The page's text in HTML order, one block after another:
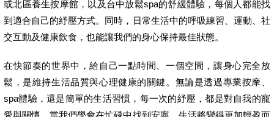
或北區養生按摩館，以及台中放鬆spa的舒緩體驗，每個人都能找
到適合自己的紓壓方式。同時，日常生活中的呼吸練習、運動、社
交互動及健康飲食，也能讓我們的身心保持最佳狀態。
在快節奏的世界中，給自己一點時間、一個空間，讓身心完全放
鬆，是維持生活品質與心理健康的關鍵。無論是透過專業按摩、
spa體驗，還是簡單的生活習慣，每一次的紓壓，都是對自我的寵
愛與關懷。當我們學會在忙碌中找到安寧，生活將變得更加輕盈而